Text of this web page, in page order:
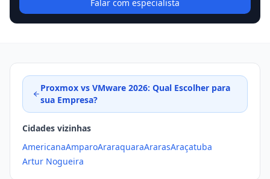
Falar com especialista
Proxmox vs VMware 2026: Qual Escolher para
sua Empresa?
Cidades vizinhas
AmericanaAmparoAraraquaraArarasAraçatuba
Artur Nogueira